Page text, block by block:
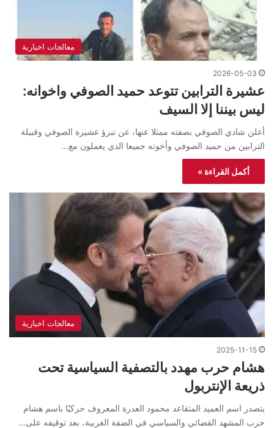
معالجات اخبارية
2026-05-03
عشيرة الترابين تتوعد حميد الصوفي واخوانه:
ليس بيننا إلا السيف
أعلن شادي الصوفي بصفته ممثلا عنها، عن تبرؤ عشيرة الصوفي وقبيلة
الترابين من حميد الصوفي وأخوته جميعا الذي يعملون مع…
أكمل القراءة »
معالجات اخبارية
2025-11-15
هشام حرب مهدد بالتصفية السياسية تحت
ذريعة الإنتربول
يتصدر اسم العميد المتقاعد محمود العدرة المعروف حركيًا باسم هشام
حرب المشهد القضائي والسياسي في الضفة الغربية، بعد توقيفه على…